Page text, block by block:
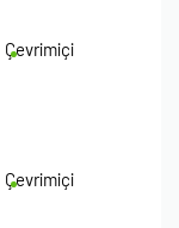
Açık Rıza Metni
Çevrimiçi
Çevrimiçi